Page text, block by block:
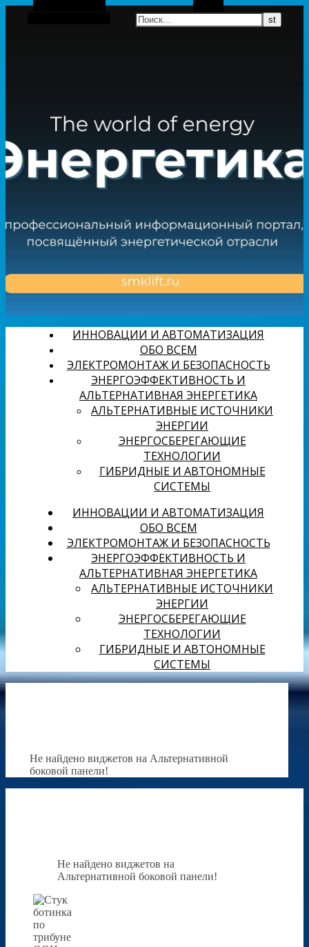
Боковая панель
ИННОВАЦИИ И АВТОМАТИЗАЦИЯ
ОБО ВСЕМ
ЭЛЕКТРОМОНТАЖ И БЕЗОПАСНОСТЬ
ЭНЕРГОЭФФЕКТИВНОСТЬ И
АЛЬТЕРНАТИВНАЯ ЭНЕРГЕТИКА
АЛЬТЕРНАТИВНЫЕ ИСТОЧНИКИ
ЭНЕРГИИ
ЭНЕРГОСБЕРЕГАЮЩИЕ
ТЕХНОЛОГИИ
ГИБРИДНЫЕ И АВТОНОМНЫЕ
СИСТЕМЫ
ИННОВАЦИИ И АВТОМАТИЗАЦИЯ
ОБО ВСЕМ
ЭЛЕКТРОМОНТАЖ И БЕЗОПАСНОСТЬ
ЭНЕРГОЭФФЕКТИВНОСТЬ И
АЛЬТЕРНАТИВНАЯ ЭНЕРГЕТИКА
АЛЬТЕРНАТИВНЫЕ ИСТОЧНИКИ
ЭНЕРГИИ
ЭНЕРГОСБЕРЕГАЮЩИЕ
ТЕХНОЛОГИИ
ГИБРИДНЫЕ И АВТОНОМНЫЕ
СИСТЕМЫ
Не найдено виджетов на Альтернативной
боковой панели!
Не найдено виджетов на
Альтернативной боковой панели!